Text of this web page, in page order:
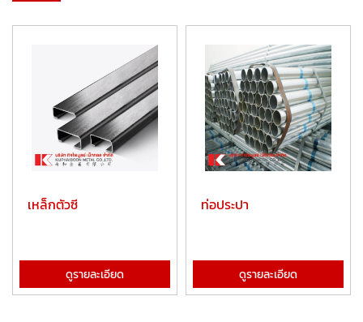
เหล็กตัวซี
ดูรายละเอียด
ท่อประปา
ดูรายละเอียด